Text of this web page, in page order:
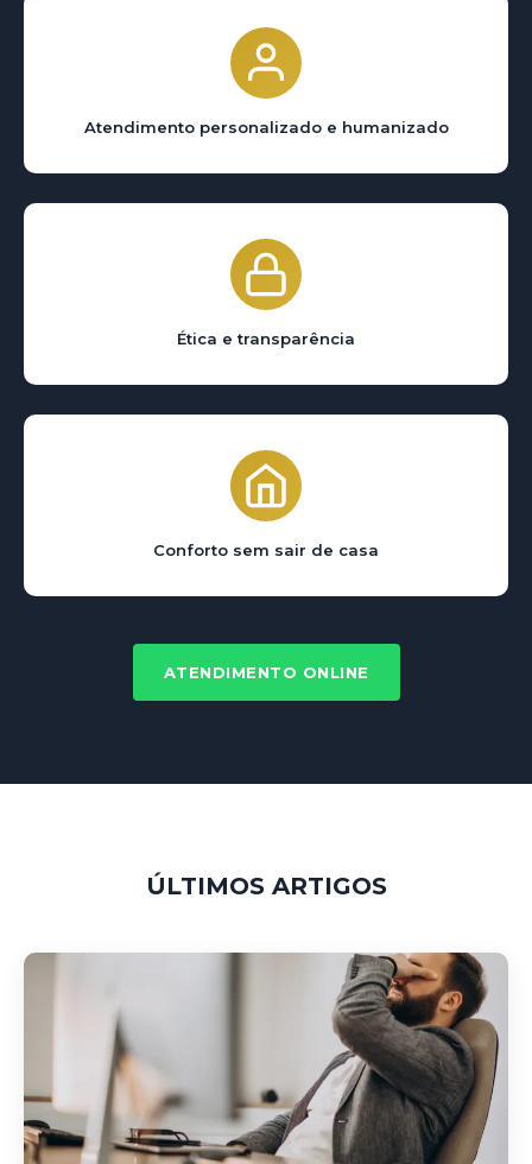
Atendimento personalizado e humanizado
Ética e transparência
Conforto sem sair de casa
ATENDIMENTO ONLINE
ÚLTIMOS ARTIGOS